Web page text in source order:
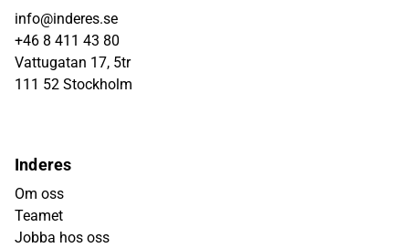
info@inderes.se
+46 8 411 43 80
Vattugatan 17, 5tr
111 52 Stockholm
Inderes
Om oss
Teamet
Jobba hos oss